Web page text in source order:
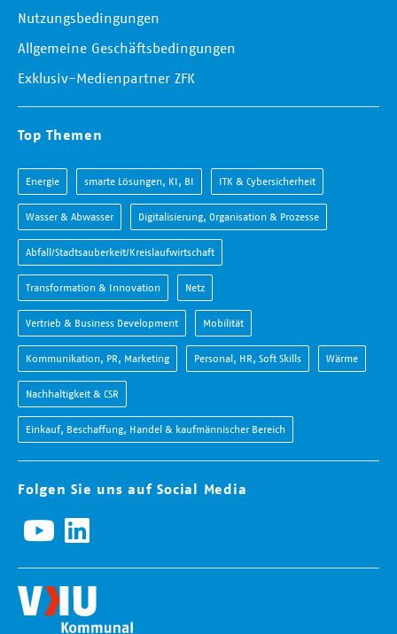
Nutzungsbedingungen
Allgemeine Geschäftsbedingungen
Exklusiv-Medienpartner ZFK
Top Themen
Energie smarte Lösungen, KI, BI ITK & Cybersicherheit
Wasser & Abwasser Digitalisierung, Organisation & Prozesse
Abfall/Stadtsauberkeit/Kreislaufwirtschaft
Transformation & Innovation Netz
Vertrieb & Business Development Mobilität
Kommunikation, PR, Marketing Personal, HR, Soft Skills Wärme
Nachhaltigkeit & CSR
Einkauf, Beschaffung, Handel & kaufmännischer Bereich
Folgen Sie uns auf Social Media